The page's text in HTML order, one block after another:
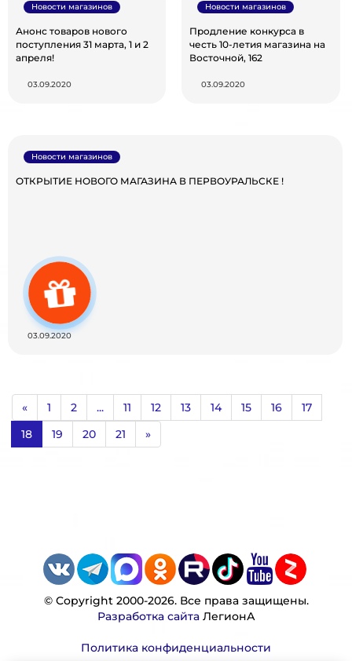
Анонс товаров нового
поступления 31 марта, 1 и 2
апреля!
Новости магазинов
03.09.2020
Продление конкурса в
честь 10-летия магазина на
Восточной, 162
Новости магазинов
03.09.2020
ОТКРЫТИЕ НОВОГО МАГАЗИНА В ПЕРВОУРАЛЬСКЕ !
Новости магазинов
03.09.2020
« 1 2 ... 11 12 13 14 15 16
17
18
19 20 21 »
© Copyright 2000-2026. Все права защищены.
Разработка сайтаЛегионА
Политика конфиденциальности